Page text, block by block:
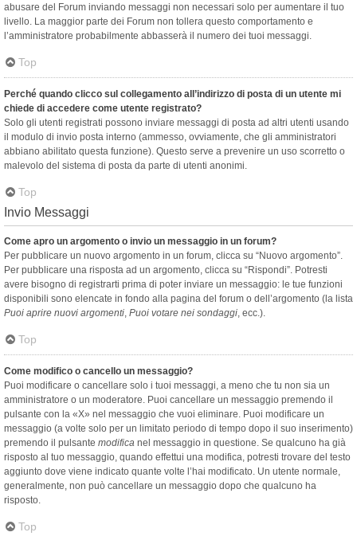
abusare del Forum inviando messaggi non necessari solo per aumentare il tuo
livello. La maggior parte dei Forum non tollera questo comportamento e
l’amministratore probabilmente abbasserà il numero dei tuoi messaggi.
Top
Perché quando clicco sul collegamento all’indirizzo di posta di un utente mi
chiede di accedere come utente registrato?
Solo gli utenti registrati possono inviare messaggi di posta ad altri utenti usando
il modulo di invio posta interno (ammesso, ovviamente, che gli amministratori
abbiano abilitato questa funzione). Questo serve a prevenire un uso scorretto o
malevolo del sistema di posta da parte di utenti anonimi.
Top
Invio Messaggi
Come apro un argomento o invio un messaggio in un forum?
Per pubblicare un nuovo argomento in un forum, clicca su “Nuovo argomento”.
Per pubblicare una risposta ad un argomento, clicca su “Rispondi”. Potresti
avere bisogno di registrarti prima di poter inviare un messaggio: le tue funzioni
disponibili sono elencate in fondo alla pagina del forum o dell’argomento (la lista
Puoi aprire nuovi argomenti, Puoi votare nei sondaggi, ecc.).
Top
Come modifico o cancello un messaggio?
Puoi modificare o cancellare solo i tuoi messaggi, a meno che tu non sia un
amministratore o un moderatore. Puoi cancellare un messaggio premendo il
pulsante con la «X» nel messaggio che vuoi eliminare. Puoi modificare un
messaggio (a volte solo per un limitato periodo di tempo dopo il suo inserimento)
premendo il pulsante modifica nel messaggio in questione. Se qualcuno ha già
risposto al tuo messaggio, quando effettui una modifica, potresti trovare del testo
aggiunto dove viene indicato quante volte l’hai modificato. Un utente normale,
generalmente, non può cancellare un messaggio dopo che qualcuno ha
risposto.
Top